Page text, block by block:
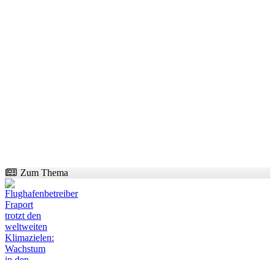
Zum Thema